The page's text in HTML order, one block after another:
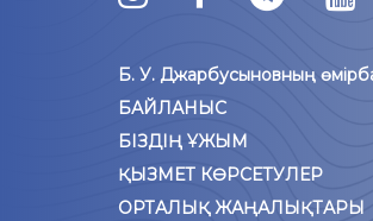
Б. У. Джарбусыновның
БАЙЛАНЫС
БІЗДІҢ ҰЖЫМ
ҚЫЗМЕТ КӨРСЕТУЛЕР
ОРТАЛЫҚ ЖАҢАЛЫҚТАРЫ